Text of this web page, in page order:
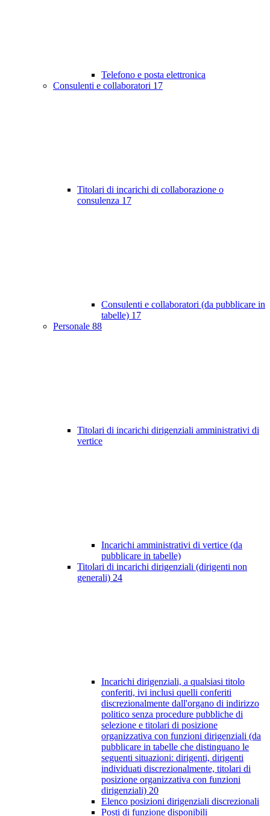
Telefono e posta elettronica
Consulenti e collaboratori 17
Titolari di incarichi di collaborazione o
consulenza 17
Consulenti e collaboratori (da pubblicare in
tabelle) 17
Personale 88
Titolari di incarichi dirigenziali amministrativi di
vertice
Incarichi amministrativi di vertice (da
pubblicare in tabelle)
Titolari di incarichi dirigenziali (dirigenti non
generali) 24
Incarichi dirigenziali, a qualsiasi titolo
conferiti, ivi inclusi quelli conferiti
discrezionalmente dall'organo di indirizzo
politico senza procedure pubbliche di
selezione e titolari di posizione
organizzativa con funzioni dirigenziali (da
pubblicare in tabelle che distinguano le
seguenti situazioni: dirigenti, dirigenti
individuati discrezionalmente, titolari di
posizione organizzativa con funzioni
dirigenziali) 20
Elenco posizioni dirigenziali discrezionali
Posti di funzione disponibili